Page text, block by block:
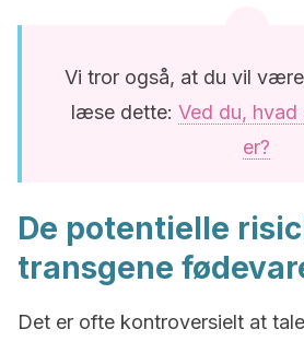
Vi tror også, at du vil
læse dette: Ved du,
er?
De potentielle
transgene
Det er ofte kontroversielt at